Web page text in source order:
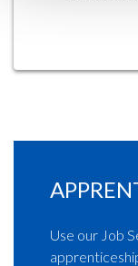
Use our Job